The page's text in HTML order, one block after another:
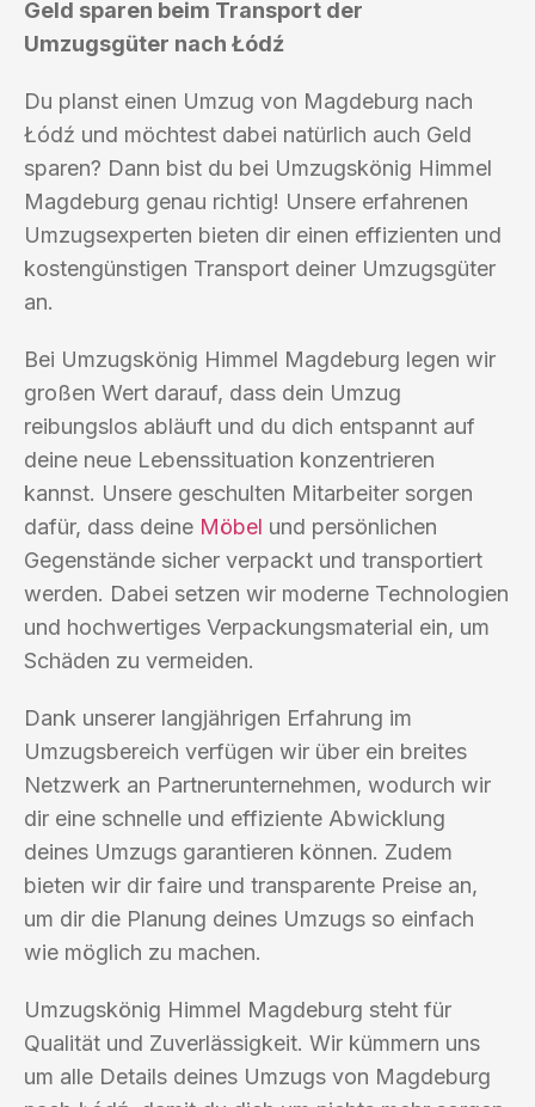
Geld sparen beim Transport der
Umzugsgüter nach Łódź
Du planst einen Umzug von Magdeburg nach
Łódź und möchtest dabei natürlich auch Geld
sparen? Dann bist du bei Umzugskönig Himmel
Magdeburg genau richtig! Unsere erfahrenen
Umzugsexperten bieten dir einen effizienten und
kostengünstigen Transport deiner Umzugsgüter
an.
Bei Umzugskönig Himmel Magdeburg legen wir
großen Wert darauf, dass dein Umzug
reibungslos abläuft und du dich entspannt auf
deine neue Lebenssituation konzentrieren
kannst. Unsere geschulten Mitarbeiter sorgen
dafür, dass deine Möbel und persönlichen
Gegenstände sicher verpackt und transportiert
werden. Dabei setzen wir moderne Technologien
und hochwertiges Verpackungsmaterial ein, um
Schäden zu vermeiden.
Dank unserer langjährigen Erfahrung im
Umzugsbereich verfügen wir über ein breites
Netzwerk an Partnerunternehmen, wodurch wir
dir eine schnelle und effiziente Abwicklung
deines Umzugs garantieren können. Zudem
bieten wir dir faire und transparente Preise an,
um dir die Planung deines Umzugs so einfach
wie möglich zu machen.
Umzugskönig Himmel Magdeburg steht für
Qualität und Zuverlässigkeit. Wir kümmern uns
um alle Details deines Umzugs von Magdeburg